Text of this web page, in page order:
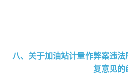
八、关于加油站计量作弊案违
复意见的